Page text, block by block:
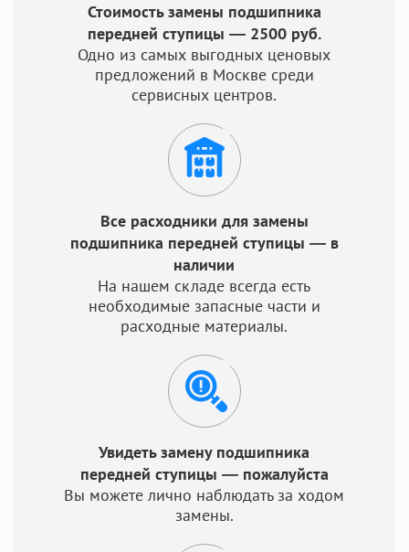
Стоимость замены подшипника
передней ступицы — 2500 руб.
Одно из самых выгодных ценовых
предложений в Москве среди
сервисных центров.
Все расходники для замены
подшипника передней ступицы — в
наличии
На нашем складе всегда есть
необходимые запасные части и
расходные материалы.
Увидеть замену подшипника
передней ступицы — пожалуйста
Вы можете лично наблюдать за ходом
замены.